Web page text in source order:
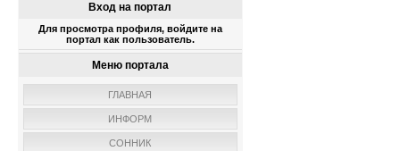
Вход на портал
Для просмотра профиля, войдите на
портал как пользователь.
Меню портала
ГЛАВНАЯ
ИНФОРМ
СОННИК